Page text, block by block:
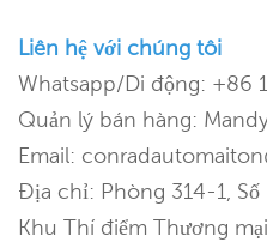
Liên hệ với chúng tôi
Whatsapp/Di động: +86
Quản lý bán hàng:
Email:
Địa chỉ: Phòng 314-1,
Khu Thí điểm Thương